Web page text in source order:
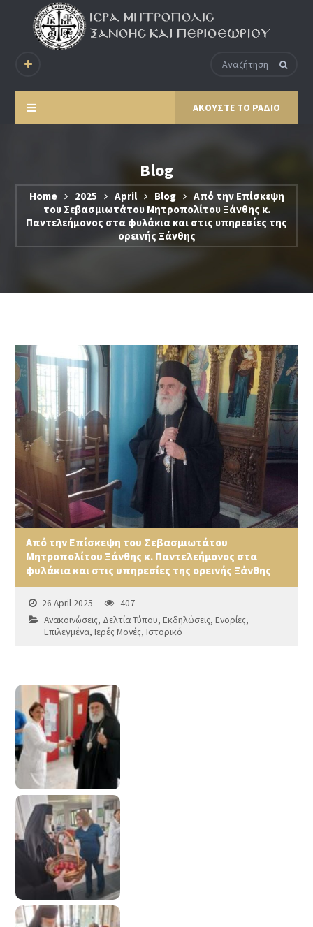
ΑΚΟΥΣΤΕ ΤΟ ΡΑΔΙΟ
Blog
Home 2025 April Blog
Από την Επίσκεψη
του Σεβασμιωτάτου Μητροπολίτου Ξάνθης κ.
Παντελεήμονος στα φυλάκια και στις υπηρεσίες της
ορεινής Ξάνθης
Από την Επίσκεψη του Σεβασμιωτάτου
Μητροπολίτου Ξάνθης κ. Παντελεήμονος στα
φυλάκια και στις υπηρεσίες της ορεινής Ξάνθης
26 April 2025
407
Ανακοινώσεις, Δελτία Τύπου,Εκδηλώσεις,Ενορίες,
Επιλεγμένα,Ιερές Μονές,Ιστορικό